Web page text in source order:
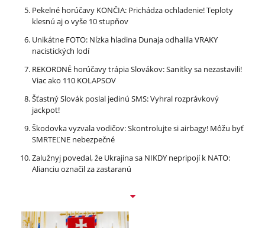
Pekelné horúčavy KONČIA: Prichádza ochladenie! Teploty
klesnú aj o vyše 10 stupňov
Unikátne FOTO: Nízka hladina Dunaja odhalila VRAKY
nacistických lodí
REKORDNÉ horúčavy trápia Slovákov: Sanitky sa nezastavili!
Viac ako 110 KOLAPSOV
Šťastný Slovák poslal jedinú SMS: Vyhral rozprávkový
jackpot!
Škodovka vyzvala vodičov: Skontrolujte si airbagy! Môžu byť
SMRTEĽNE nebezpečné
Zalužnyj povedal, že Ukrajina sa NIKDY nepripojí k NATO:
Alianciu označil za zastaranú